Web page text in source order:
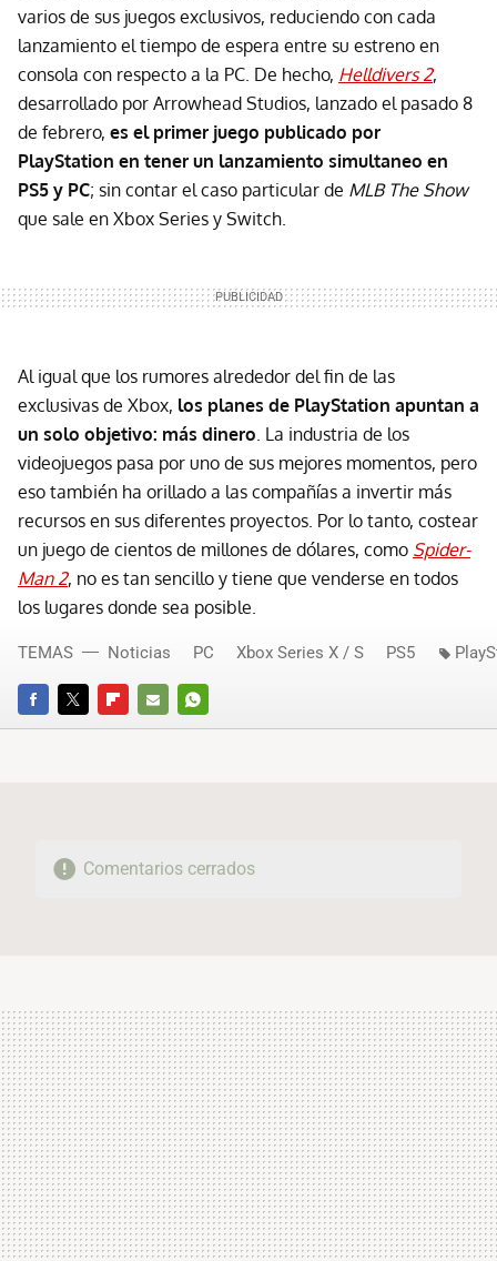
varios de sus juegos exclusivos, reduciendo con cada
lanzamiento el tiempo de espera entre su estreno en
consola con respecto a la PC. De hecho, Helldivers 2,
desarrollado por Arrowhead Studios, lanzado el pasado 8
de febrero, es el primer juego publicado por
PlayStation en tener un lanzamiento simultaneo en
PS5 y PC; sin contar el caso particular de MLB The Show
que sale en Xbox Series y Switch.
Al igual que los rumores alrededor del fin de las
exclusivas de Xbox, los planes de PlayStation apuntan a
un solo objetivo: más dinero . La industria de los
videojuegos pasa por uno de sus mejores momentos, pero
eso también ha orillado a las compañías a invertir más
recursos en sus diferentes proyectos. Por lo tanto, costear
un juego de cientos de millones de dólares, como Spider-
Man 2, no es tan sencillo y tiene que venderse en todos
los lugares donde sea posible.
FACEBOOKTWITTERFLIPBOARD
E-
WHATSAPP
TEMAS Noticias PC Xbox Series X / S PS5
Comentarios cerrados